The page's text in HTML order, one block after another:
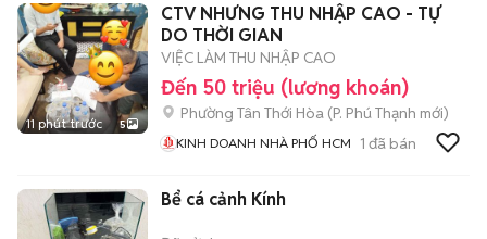
11 phút trước 5
CTV NHƯNG THU NHẬP CAO - TỰ
DO THỜI GIAN
VIỆC LÀM THU NHẬP CAO
Đến 50 triệu (lương khoán)
Phường Tân Thới Hòa (P. Phú Thạnh mới)
KINH DOANH NHÀ PHỐ HCM 1 đã bán
Bể cá cảnh Kính